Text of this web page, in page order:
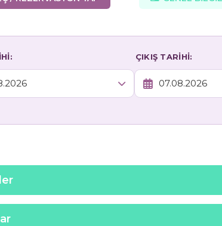
ÇIKIŞ TARİHİ: